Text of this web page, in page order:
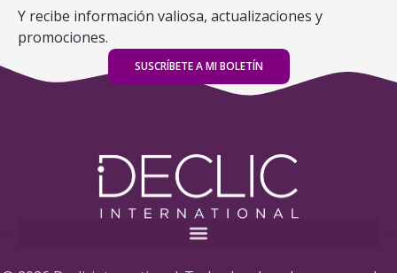
Y recibe información valiosa, actualizaciones y
promociones.
SUSCRÍBETE A MI BOLETÍN